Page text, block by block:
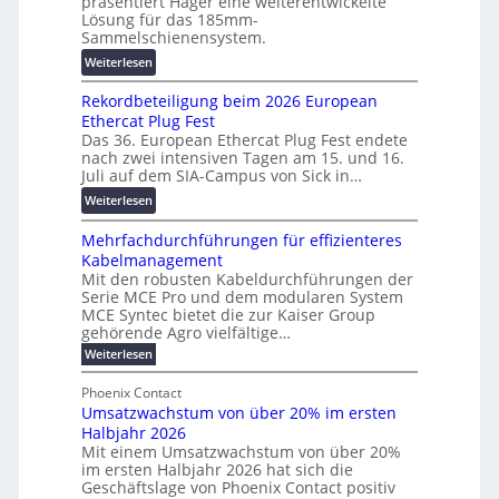
r
a
n
s
a
r
e
n
z
o
r
s
c
h
u
g
s
f
ö
e
r
u
n
g
b
r
a
u
c
h
t
a
-
X
2
0
2
7
w
i
r
d
z
u
m
E
n
e
r
g
u
b
f
ü
Lösung für das 185mm-
Sammelschienensystem.
Weiterlesen:
W
e
i
t
e
r
e
n
t
w
i
c
k
e
l
e
N
H
-
S
Rekordbeteiligung beim 2026 European
Ethercat Plug Fest
Das 36. European Ethercat Plug Fest endete
nach zwei intensiven Tagen am 15. und 16.
Juli auf dem SIA-Campus von Sick in…
Weiterlesen:
R
e
k
o
r
d
b
e
e
i
l
i
g
Mehrfachdurchführungen für effizienteres
Kabelmanagement
Mit den robusten Kabeldurchführungen der
Serie MCE Pro und dem modularen System
MCE Syntec bietet die zur Kaiser Group
gehörende Agro vielfältige…
Weiterlesen:
M
h
r
f
a
c
h
d
Phoenix Contact
Umsatzwachstum von über 20% im ersten
Halbjahr 2026
Mit einem Umsatzwachstum von über 20%
im ersten Halbjahr 2026 hat sich die
Geschäftslage von Phoenix Contact positiv